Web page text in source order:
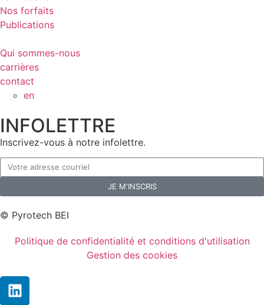
Nos forfaits
Publications
Qui sommes-nous
carrières
contact
en
INFOLETTRE
Inscrivez-vous à notre infolettre.
JE M'INSCRIS
© Pyrotech BEI
Politique de confidentialité et conditions d'utilisation
Gestion des cookies